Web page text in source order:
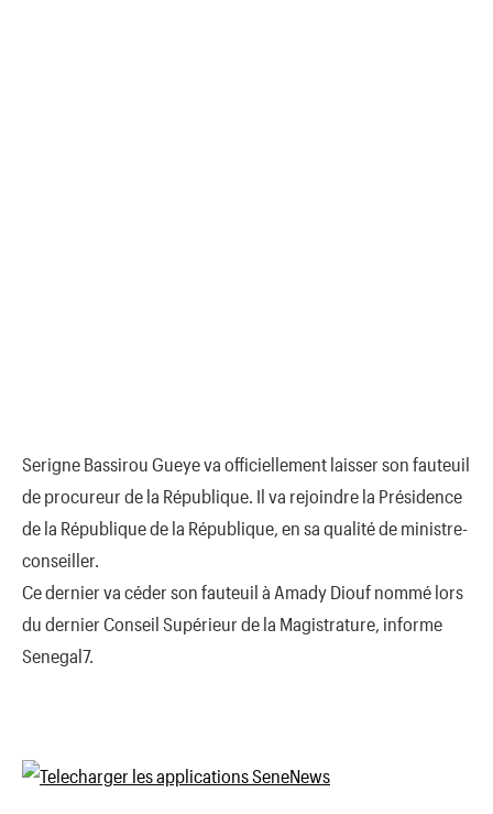
Serigne Bassirou Gueye va officiellement laisser son fauteuil
de procureur de la République. Il va rejoindre la Présidence
de la République de la République, en sa qualité de ministre-
conseiller.
Ce dernier va céder son fauteuil à Amady Diouf nommé lors
du dernier Conseil Supérieur de la Magistrature, informe
Senegal7.